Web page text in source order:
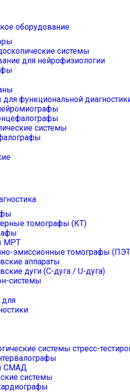
оборудование
системы
для нейрофизиологии
для функциональной
системы
томографы (КТ)
МРТ
эмиссионные томографы
аппараты
дуги (С-дуга / U-дуга)
системы
для
системы стресс-
СМАД
системы